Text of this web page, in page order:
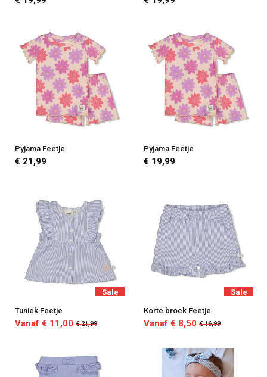
Pyjama Feetje
€ 21,99
Pyjama Feetje
€ 19,99
Sale
Tuniek Feetje
Vanaf € 11,00 € 21,99
Sale
Korte broek Feetje
Vanaf € 8,50 € 16,99